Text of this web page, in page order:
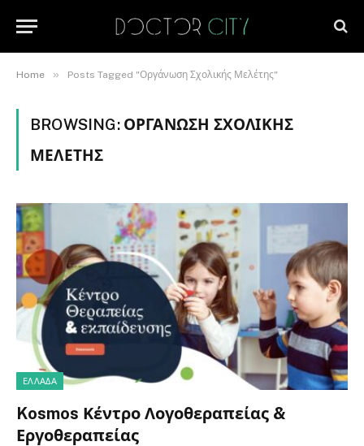
Home » Posts Tagged "Οργάνωση Σχολικής Μελέτης"
BROWSING: ΟΡΓΆΝΩΣΗ ΣΧΟΛΙΚΉΣ
ΜΕΛΈΤΗΣ
ΕΛΛΆΔΑ
Kosmos Κέντρο Λογοθεραπείας &
Εργοθεραπείας